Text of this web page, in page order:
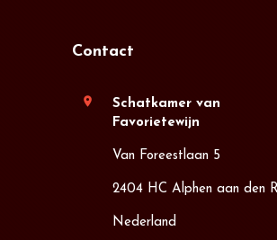
Contact
location_on
Schatkamer van
Favorietewijn
Van Foreestlaan 5
2404 HC Alphen aan den
Nederland